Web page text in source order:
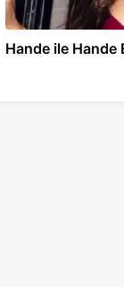
Hande ile Hande